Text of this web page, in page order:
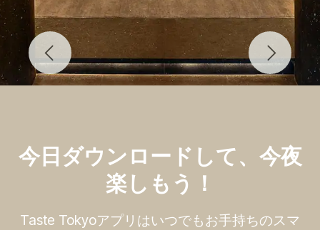
Previous Next
今日ダウンロードして、今夜
楽しもう！
Taste Tokyoアプリはいつでもお手持ちのスマ